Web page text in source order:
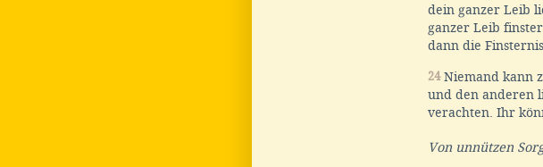
dein ganzer Leib
ganzer Leib
dann die
24Niemand kann
und den anderen
verachten. Ihr
Von unnützen